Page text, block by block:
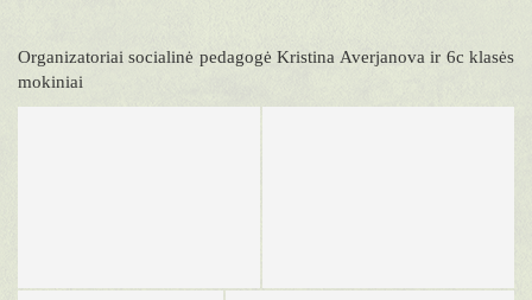
Organizatoriai socialinė pedagogė Kristina Averjanova ir 6c klasės
mokiniai